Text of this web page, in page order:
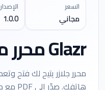
السعر
مجاني
الإصدار
1.0.0
Glazr محرر ملفات DOCX